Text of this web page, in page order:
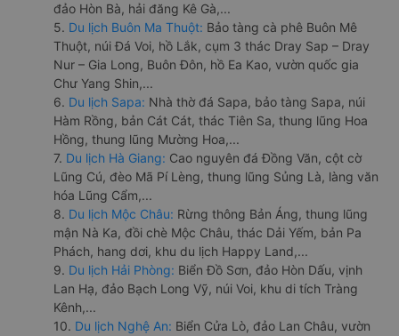
đảo Hòn Bà, hải đăng Kê Gà,...
5. Du lịch Buôn Ma Thuột: Bảo tàng cà phê Buôn Mê
Thuột, núi Đá Voi, hồ Lắk, cụm 3 thác Dray Sap – Dray
Nur – Gia Long, Buôn Đôn, hồ Ea Kao, vườn quốc gia
Chư Yang Shin,...
6. Du lịch Sapa: Nhà thờ đá Sapa, bảo tàng Sapa, núi
Hàm Rồng, bản Cát Cát, thác Tiên Sa, thung lũng Hoa
Hồng, thung lũng Mường Hoa,...
7. Du lịch Hà Giang: Cao nguyên đá Đồng Văn, cột cờ
Lũng Cú, đèo Mã Pí Lèng, thung lũng Sủng Là, làng văn
hóa Lũng Cẩm,...
8. Du lịch Mộc Châu: Rừng thông Bản Áng, thung lũng
mận Nà Ka, đồi chè Mộc Châu, thác Dải Yếm, bản Pa
Phách, hang dơi, khu du lịch Happy Land,...
9. Du lịch Hải Phòng: Biển Đồ Sơn, đảo Hòn Dấu, vịnh
Lan Hạ, đảo Bạch Long Vỹ, núi Voi, khu di tích Tràng
Kênh,...
10. Du lịch Nghệ An: Biển Cửa Lò, đảo Lan Châu, vườn